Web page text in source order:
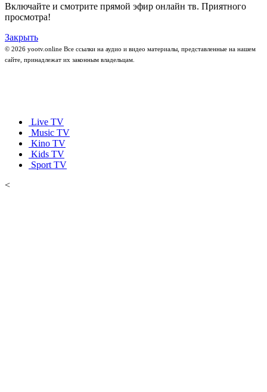
Включайте и смотрите прямой эфир онлайн тв. Приятного
просмотра!
Закрыть
© 2026 yootv.online Все ссылки на аудио и видео материалы, представленные на нашем
сайте, принадлежат их законным владельцам.
Live TV
Music TV
Kino TV
Kids TV
Sport TV
<